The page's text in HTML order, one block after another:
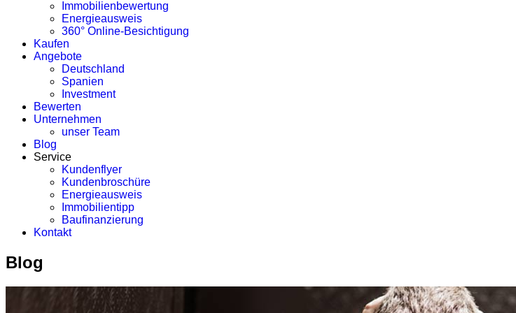
Immobilienbewertung
Energieausweis
360° Online-Besichtigung
Kaufen
Angebote
Deutschland
Spanien
Investment
Bewerten
Unternehmen
unser Team
Blog
Service
Kundenflyer
Kundenbroschüre
Energieausweis
Immobilientipp
Baufinanzierung
Kontakt
Blog